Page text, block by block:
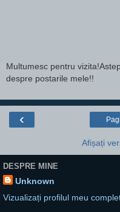
Multumesc pentru
despre postarile mele!!
‹
Afișați
DESPRE MINE
Unknown
Vizualizați profilul meu